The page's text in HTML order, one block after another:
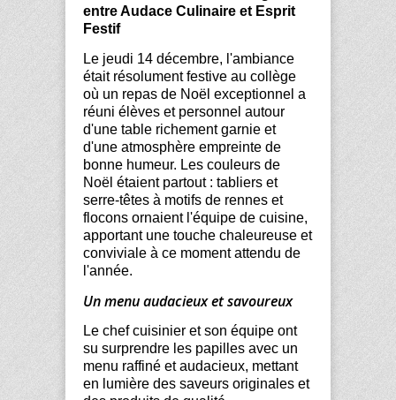
entre Audace Culinaire et Esprit
Festif
Le jeudi 14 décembre, l'ambiance
était résolument festive au collège
où un repas de Noël exceptionnel a
réuni élèves et personnel autour
d'une table richement garnie et
d'une atmosphère empreinte de
bonne humeur. Les couleurs de
Noël étaient partout : tabliers et
serre-têtes à motifs de rennes et
flocons ornaient l'équipe de cuisine,
apportant une touche chaleureuse et
conviviale à ce moment attendu de
l'année.
Un menu audacieux et savoureux
Le chef cuisinier et son équipe ont
su surprendre les papilles avec un
menu raffiné et audacieux, mettant
en lumière des saveurs originales et